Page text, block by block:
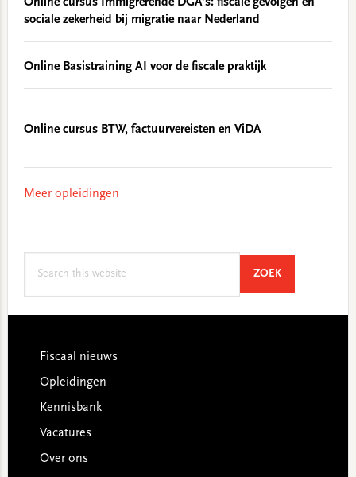
sociale zekerheid bij migratie naar Nederland
Online Basistraining AI voor de fiscale praktijk
Online cursus BTW, factuurvereisten en ViDA
Meer opleidingen
ZOEKSEARCH
Footer
Fiscaal nieuws
Opleidingen
Kennisbank
Vacatures
Over ons